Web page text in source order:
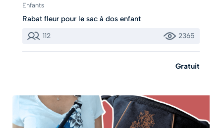
Enfants
Rabat fleur pour le sac à dos enfant
112 2365
Gratuit